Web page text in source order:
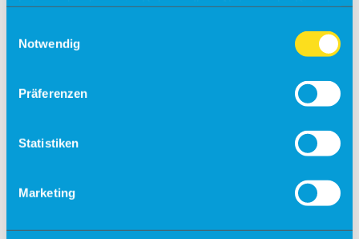
Notwendig
Präferenzen
Statistiken
Marketing
Einreiseverordnung
Sicherheit
Fundsachen